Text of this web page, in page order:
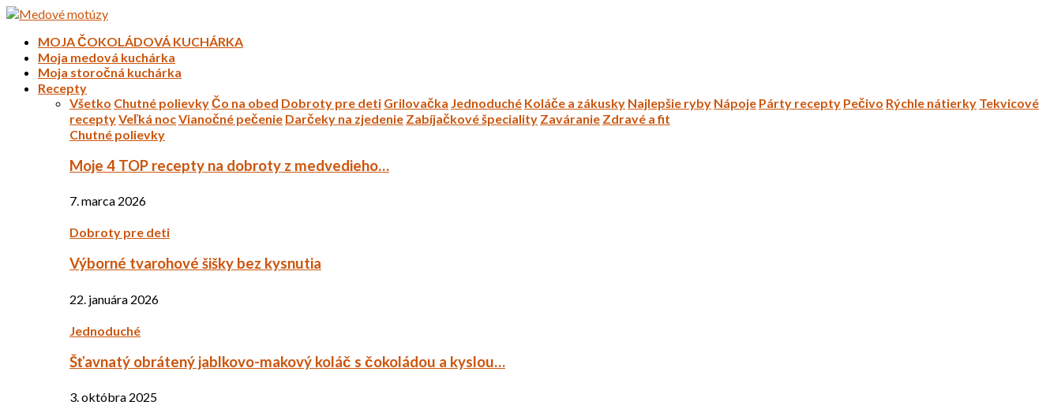
MOJA ČOKOLÁDOVÁ KUCHÁRKA
Moja medová kuchárka
Moja storočná kuchárka
Recepty
Všetko Chutné polievkyČo na obed Dobroty pre deti Grilovačka Jednoduché Koláče a zákusky Najlepšie ryby Nápoje Párty recepty Pečivo Rýchle nátierky Tekvicové
receptyVeľká nocVianočné pečenie Darčeky na zjedenie Zabíjačkové špeciality Zaváranie Zdravé a fit
Chutné polievky
Moje 4 TOP recepty na dobroty z medvedieho…
7. marca 2026
Dobroty pre deti
Výborné tvarohové šišky bez kysnutia
22. januára 2026
Jednoduché
Šťavnatý obrátený jablkovo-makový koláč s čokoládou a kyslou…
3. októbra 2025